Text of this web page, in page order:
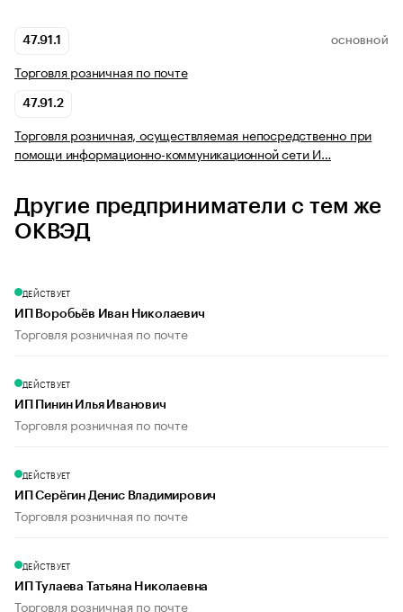
47.91.1 ОСНОВНОЙ
Торговля розничная по почте
47.91.2
Торговля розничная, осуществляемая непосредственно при
помощи информационно-коммуникационной сети И…
Другие предприниматели с тем же
ОКВЭД
ДЕЙСТВУЕТ
ИП Воробьёв Иван Николаевич
Торговля розничная по почте
ДЕЙСТВУЕТ
ИП Пинин Илья Иванович
Торговля розничная по почте
ДЕЙСТВУЕТ
ИП Серёгин Денис Владимирович
Торговля розничная по почте
ДЕЙСТВУЕТ
ИП Тулаева Татьяна Николаевна
Торговля розничная по почте